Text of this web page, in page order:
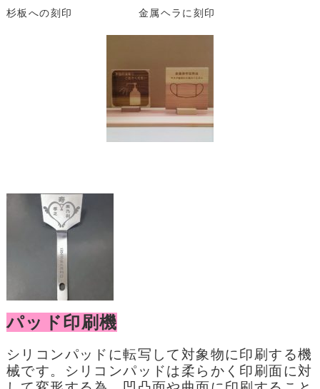
杉板への刻印 金属ヘラに刻印
パッド印刷機
シリコンパッドに転写して対象物に印刷する機
械です。シリコンパッドは柔らかく印刷面に対